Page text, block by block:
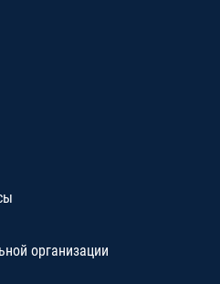
организации